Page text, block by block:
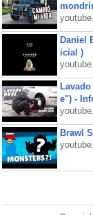
Daniel
icial )
e") -
Brawl